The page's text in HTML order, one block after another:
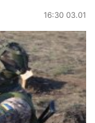
16:30 03.01